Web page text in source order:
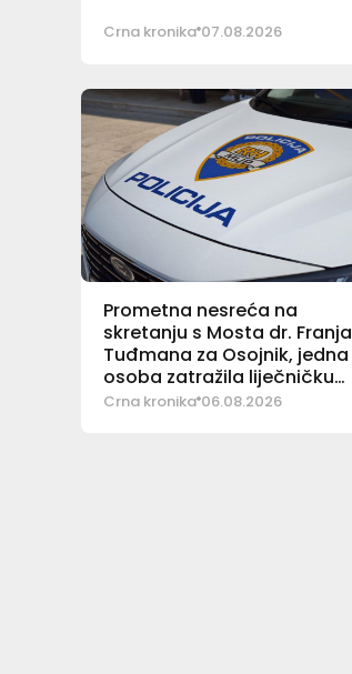
Crna kronika 07.08.2026
Prometna nesreća na
skretanju s Mosta dr. Franja
Tuđmana za Osojnik, jedna
osoba zatražila liječničku
pomoć
Crna kronika 06.08.2026